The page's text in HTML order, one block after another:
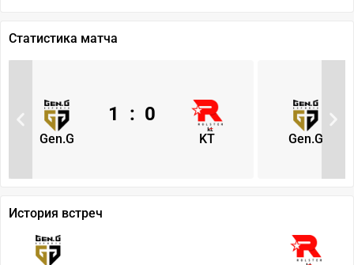
Статистика матча
Gen.G KT
1 : 0
Gen.G
История встреч